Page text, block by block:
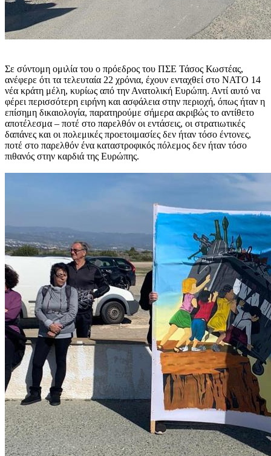
Σε σύντομη ομιλία του ο πρόεδρος του ΠΣΕ Τάσος Κωστέας,
ανέφερε ότι τα τελευταία 22 χρόνια, έχουν ενταχθεί στο ΝΑΤΟ 14
νέα κράτη μέλη, κυρίως από την Ανατολική Ευρώπη. Αντί αυτό να
φέρει περισσότερη ειρήνη και ασφάλεια στην περιοχή, όπως ήταν η
επίσημη δικαιολογία, παρατηρούμε σήμερα ακριβώς το αντίθετο
αποτέλεσμα – ποτέ στο παρελθόν οι εντάσεις, οι στρατιωτικές
δαπάνες και οι πολεμικές προετοιμασίες δεν ήταν τόσο έντονες,
ποτέ στο παρελθόν ένα καταστροφικός πόλεμος δεν ήταν τόσο
πιθανός στην καρδιά της Ευρώπης.